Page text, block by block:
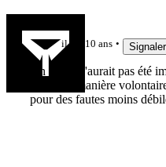
il y a 10 ans Signaler
Un jaune n'aurait pas été
il nuit de manière
pour des fautes moins